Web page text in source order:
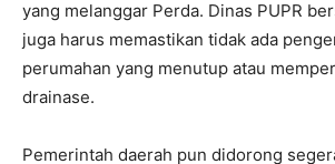
yang melanggar Perda. Dinas PUPR
juga harus memastikan tidak ada
perumahan yang menutup atau
drainase.
Pemerintah daerah pun didorong